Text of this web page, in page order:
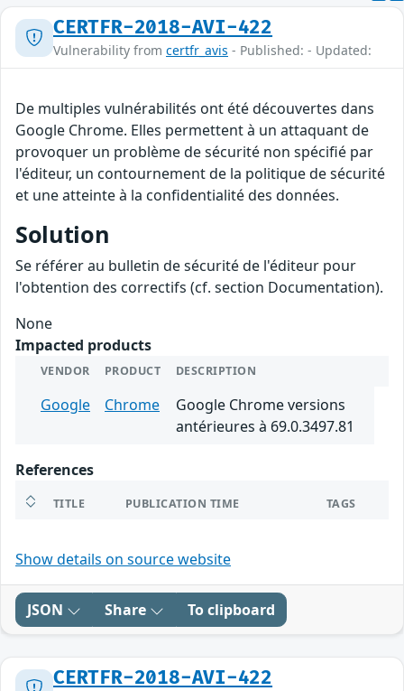
CERTFR-2018-AVI-422
Vulnerability from certfr_avis - Published: - Updated:
De multiples vulnérabilités ont été découvertes dans
Google Chrome. Elles permettent à un attaquant de
provoquer un problème de sécurité non spécifié par
l'éditeur, un contournement de la politique de sécurité
et une atteinte à la confidentialité des données.
Solution
Se référer au bulletin de sécurité de l'éditeur pour
l'obtention des correctifs (cf. section Documentation).
None
Impacted products
VENDOR PRODUCT DESCRIPTION
Google Chrome
Google Chrome versions
antérieures à 69.0.3497.81
References
TITLE PUBLICATION TIME TAGS
Show details on source website
JSON Share To clipboard
CERTFR-2018-AVI-422